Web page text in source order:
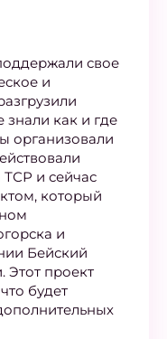
свое
и
знали как и где
организовали
ТСР и сейчас
который
и
Бейский
Этот проект
будет